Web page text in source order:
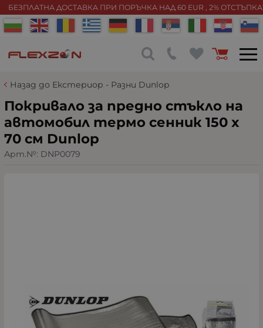
БЕЗПЛАТНА ДОСТАВКА ПРИ ПОРЪЧКА НАД 60 EUR , 2%
Назад до Екстериор - Разни Dunlop
Покривало за предно стъкло на
автомобил термо сенник 150 x
70 см Dunlop
Арт.№: DNP0079